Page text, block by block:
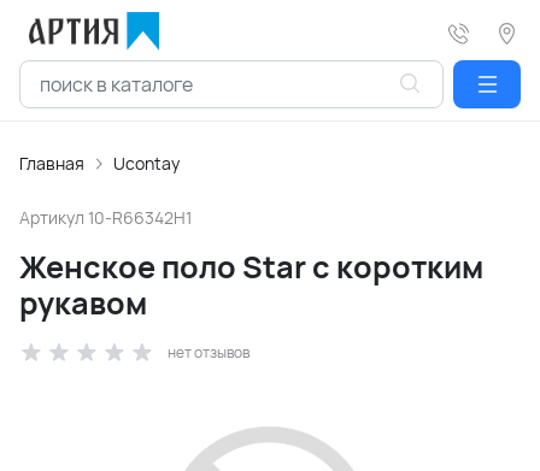
Главная Ucontay
Артикул 10-R66342H1
Женское поло Star с коротким
рукавом
нет отзывов